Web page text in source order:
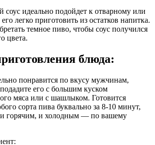
идеально подойдет к отварному или
легко приготовить из остатков напитка.
темное пиво, чтобы соус получился
цвета.
блюда:
понравится по вкусу мужчинам,
его с большим куском
мяса или с шашлыком. Готовится
сорта пива буквально за 8-10 минут,
и горячим, и холодным — по вашему